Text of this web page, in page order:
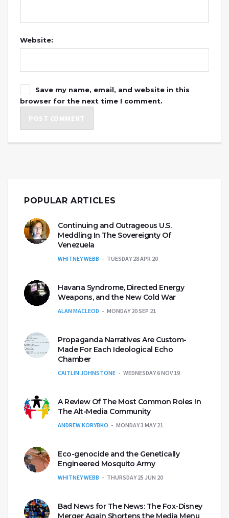
Website:
Save my name, email, and website in this
browser for the next time I comment.
POPULAR ARTICLES
Continuing and Outrageous U.S.
Meddling In The Sovereignty Of
Venezuela
WHITNEY WEBB TUESDAY 28 APR 20
Havana Syndrome, Directed Energy
Weapons, and the New Cold War
ALAN MACLEOD MONDAY 20 SEP 21
Propaganda Narratives Are Custom-
Made For Each Ideological Echo
Chamber
CAITLIN JOHNSTONE WEDNESDAY 6 NOV 19
A Review Of The Most Common Roles In
The Alt-Media Community
ANDREW KORYBKO MONDAY 3 MAY 21
Eco-genocide and the Genetically
Engineered Mosquito Army
WHITNEY WEBB THURSDAY 25 JUN 20
Bad News for The News: The Fox-Disney
Merger Again Shortens the Media Menu